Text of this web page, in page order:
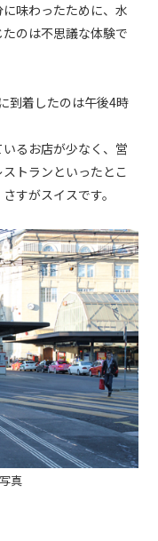
味わったために、水
のは不思議な体験で
到着したのは午後4時
るお店が少なく、営
トランといったとこ
すがスイスです。
真